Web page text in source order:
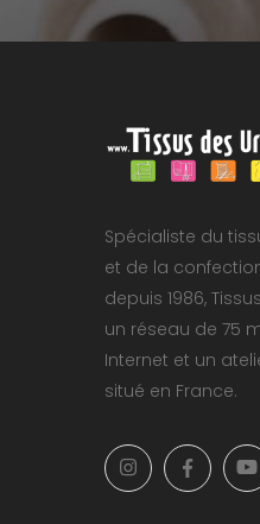
Spécialiste du
et de la
depuis 1986,
un réseau de 75
Internet et un
situé en France.